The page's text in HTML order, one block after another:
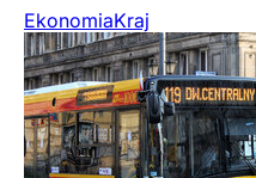
EkonomiaKraj